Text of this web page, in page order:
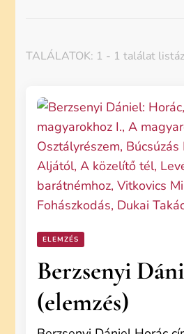
TALÁLATOK: 1 - 1 találat
ELEMZÉS
Berzsenyi
(elemzés)